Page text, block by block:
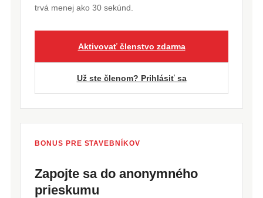
trvá menej ako 30 sekúnd.
Aktivovať členstvo zdarma
Už ste členom? Prihlásiť sa
BONUS PRE STAVEBNÍKOV
Zapojte sa do anonymného
prieskumu